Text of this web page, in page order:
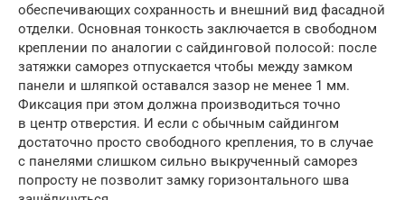
обеспечивающих сохранность и внешний вид фасадной
отделки. Основная тонкость заключается в свободном
креплении по аналогии с сайдинговой полосой: после
затяжки саморез отпускается чтобы между замком
панели и шляпкой оставался зазор не менее 1 мм.
Фиксация при этом должна производиться точно
в центр отверстия. И если с обычным сайдингом
достаточно просто свободного крепления, то в случае
с панелями слишком сильно выкрученный саморез
попросту не позволит замку горизонтального шва